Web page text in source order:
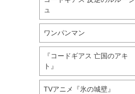
ュ
ワンパンマン
『コードギアス 亡国のアキ
ト』
TVアニメ『氷の城壁』